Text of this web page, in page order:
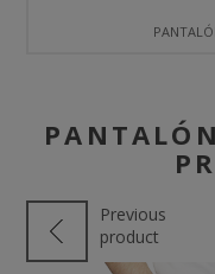
Previous
product